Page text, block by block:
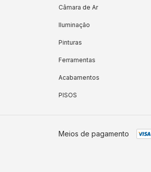
Câmara de Ar
Iluminação
Pinturas
Ferramentas
Acabamentos
PISOS
Meios de pagamento